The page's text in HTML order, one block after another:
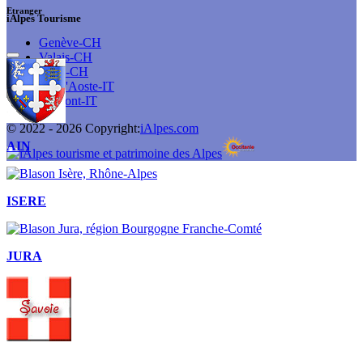
Etranger
Genève-CH
Valais-CH
Vaud-CH
Val d'Aoste-IT
Piémont-IT
© 2022 - 2026 Copyright:iAlpes.com
iAlpes Tourisme
AIN
ISERE
JURA